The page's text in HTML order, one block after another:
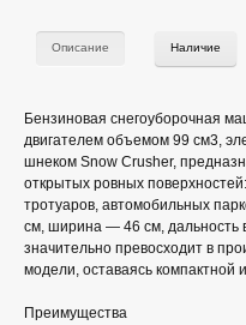
Описание Наличие
Бензиновая снегоуборочная
двигателем объемом 99 см3,
шнеком Snow Crusher,
открытых ровных
тротуаров, автомобильных
см, ширина — 46 см, дальность
значительно превосходит в
модели, оставаясь компактной
Преимущества